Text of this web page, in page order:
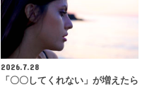
2026.7.28
「〇〇してくれない」が増えたら